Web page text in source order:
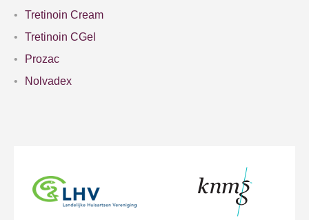
Tretinoin Cream
Tretinoin CGel
Prozac
Nolvadex